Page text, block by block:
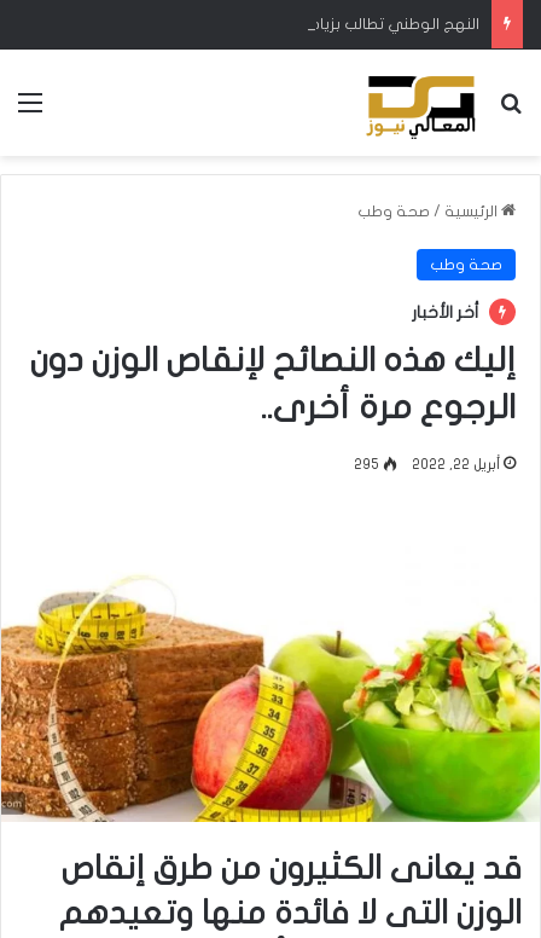
بحث عن
الرئيسية / صحة وطب
صحة وطب
أخر الأخبار
إليك هذه النصائح لإنقاص الوزن دون
الرجوع مرة أخرى..
أبريل 22, 2022 295
قد يعانى الكثيرون من طرق إنقاص
الوزن التى لا فائدة منها وتعيدهم